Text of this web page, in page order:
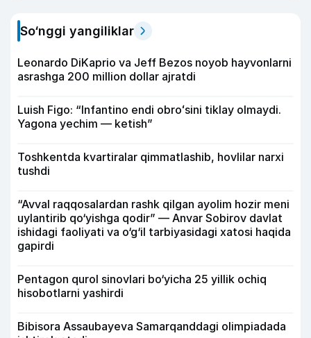
So‘nggi yangiliklar
Leonardo DiKaprio va Jeff Bezos noyob hayvonlarni
asrashga 200 million dollar ajratdi
Luish Figo: “Infantino endi obroʻsini tiklay olmaydi.
Yagona yechim — ketish”
Toshkentda kvartiralar qimmatlashib, hovlilar narxi
tushdi
“Avval raqqosalardan rashk qilgan ayolim hozir meni
uylantirib qo‘yishga qodir” — Anvar Sobirov davlat
ishidagi faoliyati va o‘g‘il tarbiyasidagi xatosi haqida
gapirdi
Pentagon qurol sinovlari bo‘yicha 25 yillik ochiq
hisobotlarni yashirdi
Bibisora Assaubayeva Samarqanddagi olimpiadada